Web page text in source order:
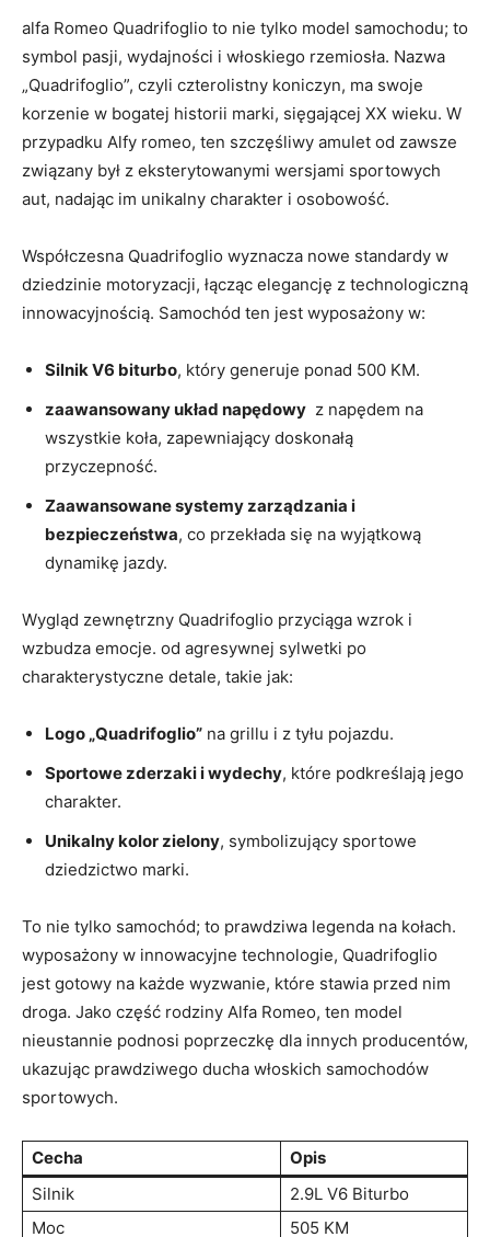
alfa Romeo Quadrifoglio to nie ‍tylko model samochodu; ⁣to
⁤symbol pasji, wydajności i⁢ włoskiego rzemiosła. Nazwa
„Quadrifoglio”, czyli czterolistny koniczyn, ma swoje
korzenie w bogatej historii ‍marki, ⁤sięgającej ⁢XX ​wieku. W
⁤przypadku⁤ Alfy romeo, ten ⁤szczęśliwy amulet od zawsze
związany był z eksterytowanymi wersjami ‌sportowych
⁣aut, nadając ‌im​ unikalny charakter i osobowość.
Współczesna Quadrifoglio wyznacza nowe standardy w
dziedzinie motoryzacji, łącząc elegancję⁣ z technologiczną
innowacyjnością. Samochód ⁢ten jest wyposażony w:
Silnik V6 ⁢biturbo, który ⁣generuje⁤ ponad 500 KM.
zaawansowany ​układ napędowy ⁣ z napędem na
‍wszystkie ⁤koła, zapewniający doskonałą
przyczepność.
Zaawansowane systemy⁤ zarządzania i
bezpieczeństwa, co przekłada ⁢się na wyjątkową
dynamikę jazdy.
Wygląd zewnętrzny Quadrifoglio⁣ przyciąga wzrok‍ i
wzbudza emocje. od ⁢agresywnej sylwetki po
charakterystyczne‍ detale, takie jak:
Logo „Quadrifoglio” na grillu ⁢i⁢ z⁢ tyłu pojazdu.
Sportowe⁤ zderzaki i ​wydechy, które podkreślają jego
charakter.
Unikalny kolor zielony, symbolizujący sportowe
dziedzictwo marki.
To nie tylko samochód; to prawdziwa⁤ legenda na kołach.
⁤wyposażony ⁢w innowacyjne ​technologie, Quadrifoglio
jest gotowy na każde wyzwanie, ⁢które stawia ⁢przed nim
droga. Jako część‌ rodziny Alfa Romeo, ten model
nieustannie podnosi poprzeczkę dla innych producentów,
ukazując prawdziwego ducha włoskich samochodów
sportowych.
Cecha
Opis
Silnik
2.9L‌ V6 Biturbo
Moc
505 KM